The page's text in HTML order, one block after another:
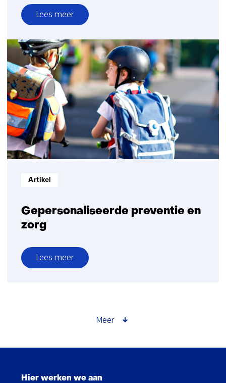
Lees meer
over
Preklinisch
ADME
onderzoek
Gepersonaliseerde preventie en
zorg
Informatietype:
Artikel
Lees meer
over
Meer
Hier werken we aan